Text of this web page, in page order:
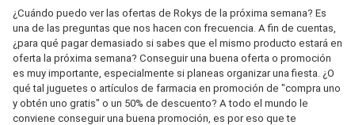
¿Cuándo puedo ver las ofertas de Rokys de la próxima semana? Es
una de las preguntas que nos hacen con frecuencia. A fin de cuentas,
¿para qué pagar demasiado si sabes que el mismo producto estará en
oferta la próxima semana? Conseguir una buena oferta o promoción
es muy importante, especialmente si planeas organizar una fiesta. ¿O
qué tal juguetes o artículos de farmacia en promoción de "compra uno
y obtén uno gratis" o un 50% de descuento? A todo el mundo le
conviene conseguir una buena promoción, es por eso que te